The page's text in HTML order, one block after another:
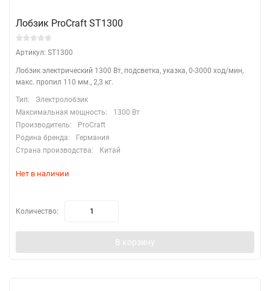
Лобзик ProCraft ST1300
Артикул: ST1300
Лобзик электрический 1300 Вт, подсветка, указка, 0-3000 ход/мин,
макс. пропил 110 мм., 2,3 кг.
Тип:
Электролобзик
Максимальная мощность:
1300 Вт
Производитель:
ProCraft
Родина бренда:
Германия
Страна производства:
Китай
Нет в наличии
Количество:
В корзину